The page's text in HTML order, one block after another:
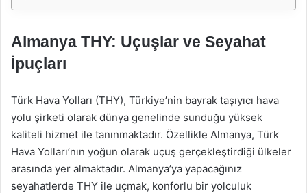
Almanya THY: Uçuşlar ve Seyahat
İpuçları
Türk Hava Yolları (THY), Türkiye’nin bayrak taşıyıcı hava
yolu şirketi olarak dünya genelinde sunduğu yüksek
kaliteli hizmet ile tanınmaktadır. Özellikle Almanya, Türk
Hava Yolları’nın yoğun olarak uçuş gerçekleştirdiği ülkeler
arasında yer almaktadır. Almanya’ya yapacağınız
seyahatlerde THY ile uçmak, konforlu bir yolculuk